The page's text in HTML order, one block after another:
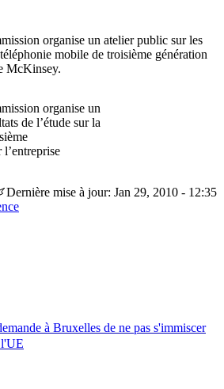
organise un atelier public sur les
mobile de troisième génération
McKinsey.
organise un
de l’étude sur la
Dernière mise à jour: Jan 29, 2010 - 12:35
à Bruxelles de ne pas s'immiscer
l'UE